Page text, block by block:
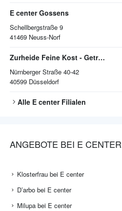
E center Gossens
Schellbergstraße 9
41469 Neuss-Norf
Zurheide Feine Kost - Getränkemarkt
Nürnberger Straße 40-42
40599 Düsseldorf
Alle E centerFilialen
ANGEBOTE BEI E CENTER
Klosterfrau bei E center
D’arbo bei E center
Milupa bei E center